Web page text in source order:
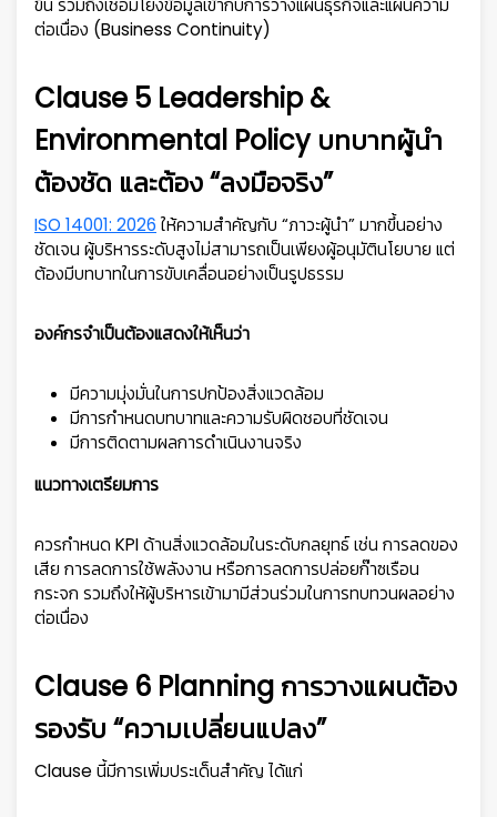
ต่อเนื่อง (Business Continuity)
Clause 5 Leadership &
Environmental Policy บทบาทผู้นำ
ต้องชัด และต้อง “ลงมือจริง”
ISO 14001: 2026 ให้ความสำคัญกับ “ภาวะผู้นำ” มากขึ้นอย่าง
ชัดเจน ผู้บริหารระดับสูงไม่สามารถเป็นเพียงผู้อนุมัตินโยบาย แต่
ต้องมีบทบาทในการขับเคลื่อนอย่างเป็นรูปธรรม
องค์กรจำเป็นต้องแสดงให้เห็นว่า
มีความมุ่งมั่นในการปกป้องสิ่งแวดล้อม
มีการกำหนดบทบาทและความรับผิดชอบที่ชัดเจน
มีการติดตามผลการดำเนินงานจริง
แนวทางเตรียมการ
ควรกำหนด KPI ด้านสิ่งแวดล้อมในระดับกลยุทธ์ เช่น การลดของ
เสีย การลดการใช้พลังงาน หรือการลดการปล่อยก๊าซเรือน
กระจก รวมถึงให้ผู้บริหารเข้ามามีส่วนร่วมในการทบทวนผลอย่าง
ต่อเนื่อง
Clause 6 Planning การวางแผนต้อง
รองรับ “ความเปลี่ยนแปลง”
Clause นี้มีการเพิ่มประเด็นสำคัญ ได้แก่